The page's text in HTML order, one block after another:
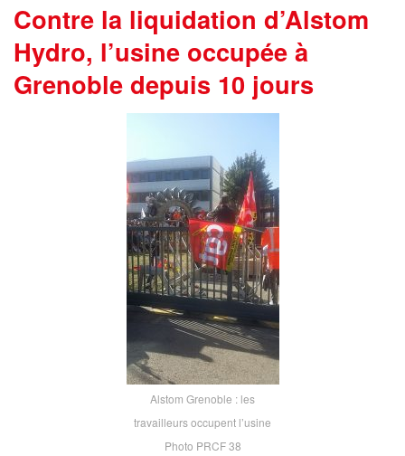
Contre la liquidation d’Alstom
Hydro, l’usine occupée à
Grenoble depuis 10 jours
Alstom Grenoble : les
travailleurs occupent l’usine
Photo PRCF 38